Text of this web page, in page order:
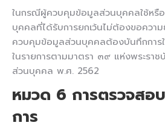
ในกรณีผู้ควบคุมข้อมูลส่วนบุคคลใช้หรื
บุคคลที่ได้รับการยกเว้นไม่ต้องขอคว
ควบคุมข้อมูลส่วนบุคคลต้องบันทึกการใ
ในรายการตามมาตรา ๓๙ แห่งพระร
ส่วนบุคคล พ.ศ. 2562
หมวด 6 การตรวจสอ
การ